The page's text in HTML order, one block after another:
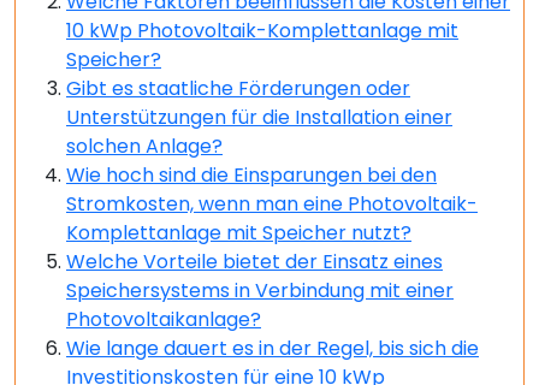
10 kWp Photovoltaik-Komplettanlage mit
Speicher?
Gibt es staatliche Förderungen oder
Unterstützungen für die Installation einer
solchen Anlage?
Wie hoch sind die Einsparungen bei den
Stromkosten, wenn man eine Photovoltaik-
Komplettanlage mit Speicher nutzt?
Welche Vorteile bietet der Einsatz eines
Speichersystems in Verbindung mit einer
Photovoltaikanlage?
Wie lange dauert es in der Regel, bis sich die
Investitionskosten für eine 10 kWp